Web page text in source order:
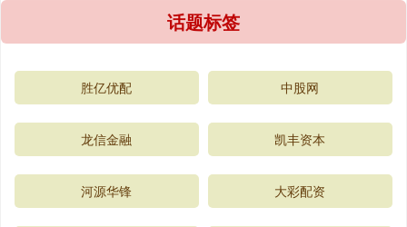
话题标签
胜亿优配 中股网
龙信金融 凯丰资本
河源华锋 大彩配资